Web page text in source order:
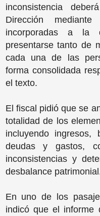
inconsistencia
Dirección
incorporadas a la
presentarse tanto de
cada una de las
forma consolidada
el texto.
El fiscal pidió que se
totalidad de los
incluyendo ingresos,
deudas y gastos,
inconsistencias y
desbalance
En uno de los
indicó que el informe